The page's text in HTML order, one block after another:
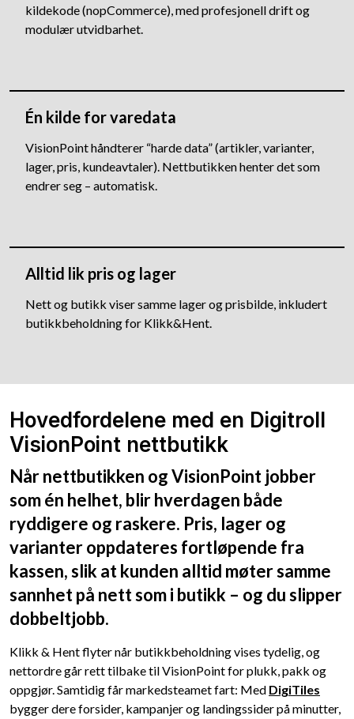
kildekode (nopCommerce), med profesjonell drift og
modulær utvidbarhet.
Én kilde for varedata
VisionPoint håndterer “harde data” (artikler, varianter,
lager, pris, kundeavtaler). Nettbutikken henter det som
endrer seg – automatisk.
Alltid lik pris og lager
Nett og butikk viser samme lager og prisbilde, inkludert
butikkbeholdning for Klikk&Hent.
Hovedfordelene med en Digitroll
VisionPoint nettbutikk
Når nettbutikken og VisionPoint jobber
som én helhet, blir hverdagen både
ryddigere og raskere. Pris, lager og
varianter oppdateres fortløpende fra
kassen, slik at kunden alltid møter samme
sannhet på nett som i butikk – og du slipper
dobbeltjobb.
Klikk & Hent flyter når butikkbeholdning vises tydelig, og
nettordre går rett tilbake til VisionPoint for plukk, pakk og
oppgjør. Samtidig får markedsteamet fart: Med DigiTiles
bygger dere forsider, kampanjer og landingssider på minutter,